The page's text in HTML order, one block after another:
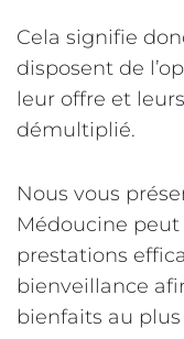
Cela signifie
disposent de
leur offre et
démultiplié.
Nous vous
Médoucine peut
prestations
bienveillance
bienfaits au